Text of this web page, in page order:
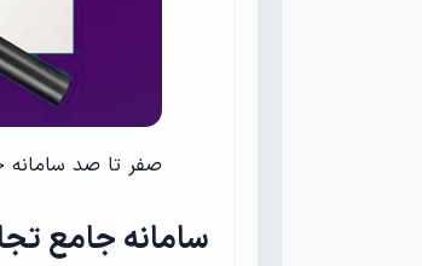
صفر تا صد سامانه
سامانه جامع